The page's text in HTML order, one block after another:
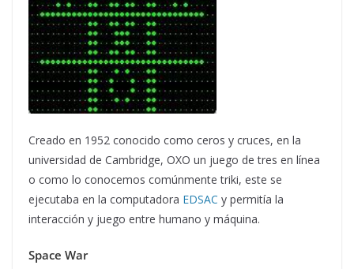
Creado en 1952 conocido como ceros y cruces, en la
universidad de Cambridge, OXO un juego de tres en línea
o como lo conocemos comúnmente triki, este se
ejecutaba en la computadora EDSAC y permitía la
interacción y juego entre humano y máquina.
Space War